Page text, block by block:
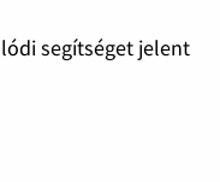
segítséget jelent